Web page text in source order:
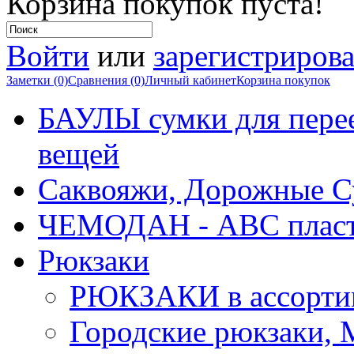
Войти или
Заметки (0)Сравнения (0)Личный кабинетКорзина покупок
БАУЛЫ сумки для
вещей
Саквояжи, Дорожные
ЧЕМОДАН - АВС
Рюкзаки
РЮКЗАКИ в
Городские